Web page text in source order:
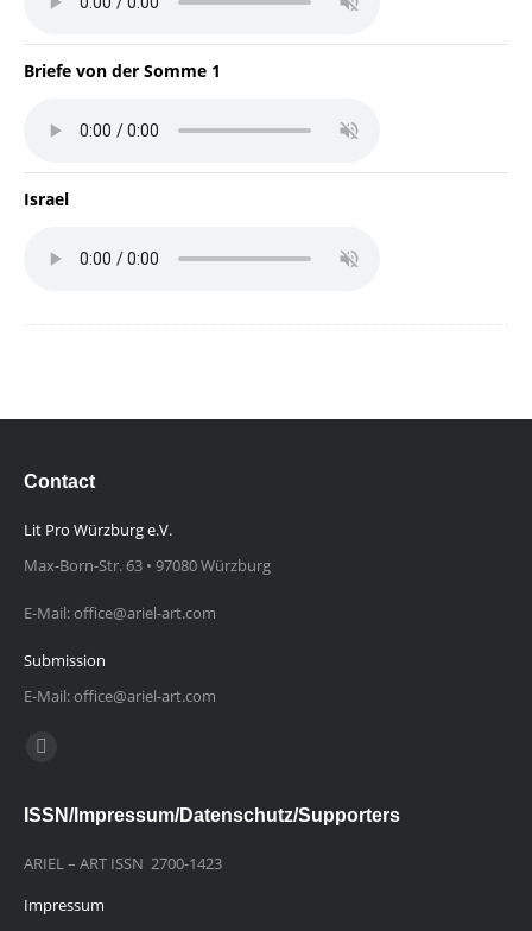
Briefe von der Somme 1
Israel
Contact
Lit Pro Würzburg e.V.
Max-Born-Str. 63 • 97080 Würzburg
E-Mail: office@ariel-art.com
Submission
E-Mail: office@ariel-art.com
Finden Sie uns auf:
E-
page
new
ISSN/Impressum/Datenschutz/Supporters
ARIEL – ART ISSN 2700-1423
Impressum